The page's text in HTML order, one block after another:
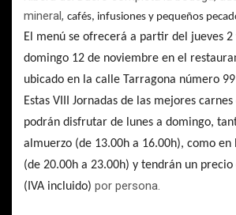
mineral, cafés, infusiones y pequeños
El menú se ofrecerá a partir del jueves 2
domingo 12 de noviembre en el
ubicado en la calle Tarragona número
Estas VIII Jornadas de las mejores
podrán disfrutar de lunes a domingo,
almuerzo (de 13.00h a 16.00h), como en
(de 20.00h a 23.00h) y tendrán un
(IVA incluido) por persona.